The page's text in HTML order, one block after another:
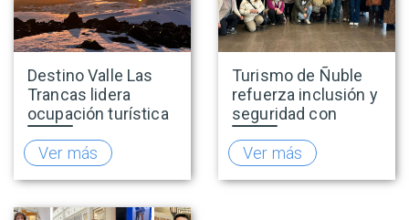
Destino Valle Las
Trancas lidera
ocupación turística
nacional durante
vacaciones de
invierno y proyecta
una positiva
temporada
Ver más
Turismo de Ñuble
refuerza inclusión y
seguridad con
capacitaciones en
accesibilidad y
prevención de la
explotación sexual
Ver más